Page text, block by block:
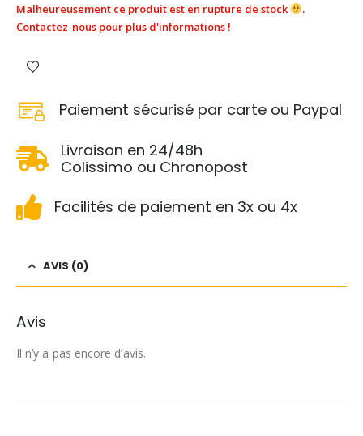
Malheureusement ce produit est en rupture de stock
.
Contactez-nous pour plus d'informations !
Paiement sécurisé par carte ou Paypal
Livraison en 24/48h
Colissimo ou Chronopost
Facilités de paiement en 3x ou 4x
AVIS (0)
Avis
Il n’y a pas encore d’avis.